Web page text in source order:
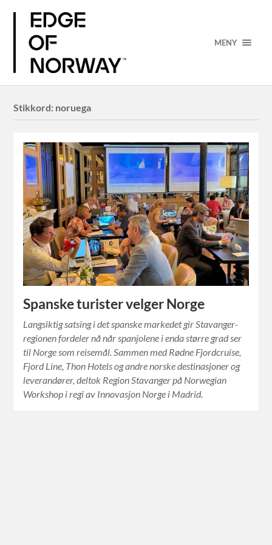
MENY
Stikkord: noruega
Spanske turister velger Norge
Langsiktig satsing i det spanske markedet gir Stavanger-
regionen fordeler nå når spanjolene i enda større grad ser
til Norge som reisemål. Sammen med Rødne Fjordcruise,
Fjord Line, Thon Hotels og andre norske destinasjoner og
leverandører, deltok Region Stavanger på Norwegian
Workshop i regi av Innovasjon Norge i Madrid.